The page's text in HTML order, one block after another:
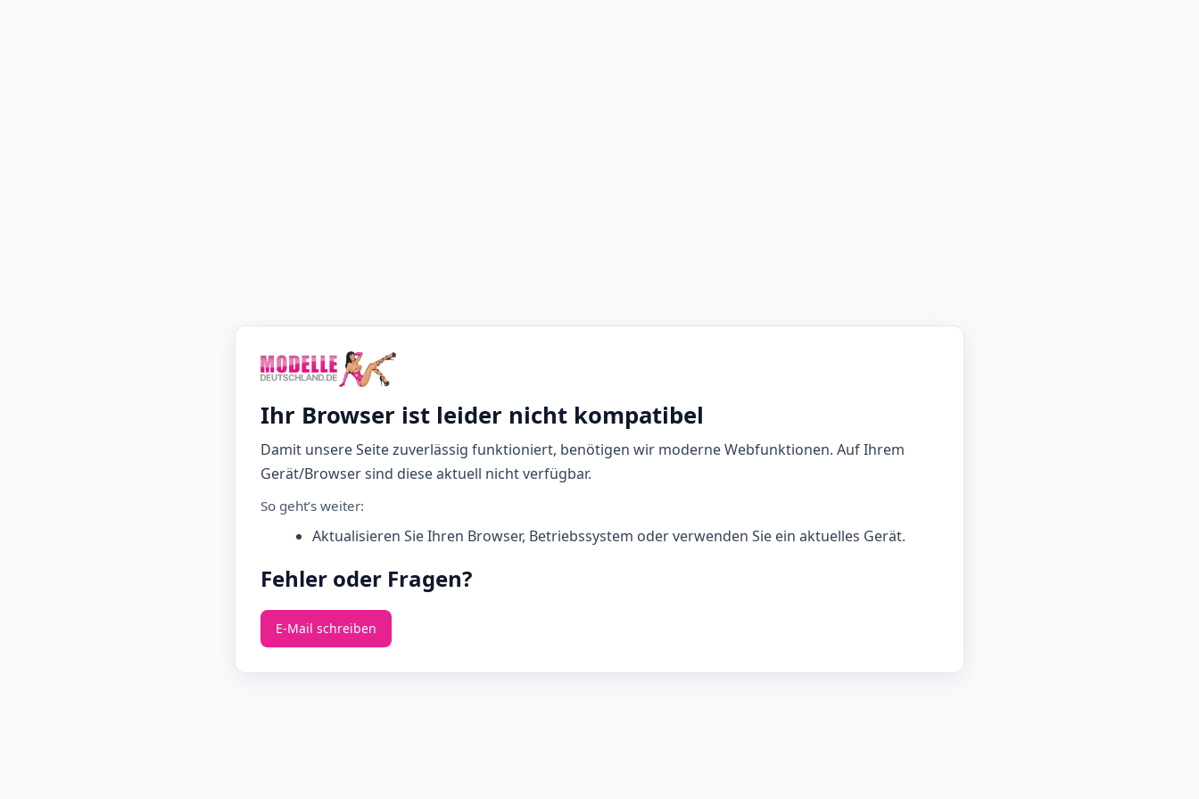
Ihr Browser ist leider nicht kompatibel
Damit unsere Seite zuverlässig funktioniert, benötigen wir moderne Webfunktionen. Auf Ihrem
Gerät/Browser sind diese aktuell nicht verfügbar.
So geht’s weiter:
Aktualisieren Sie Ihren Browser, Betriebssystem oder verwenden Sie ein aktuelles Gerät.
Fehler oder Fragen?
E‑Mail schreiben